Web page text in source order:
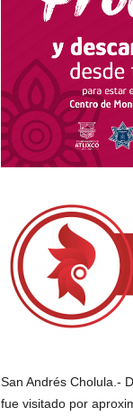
San Andrés Cholula.-
fue visitado por